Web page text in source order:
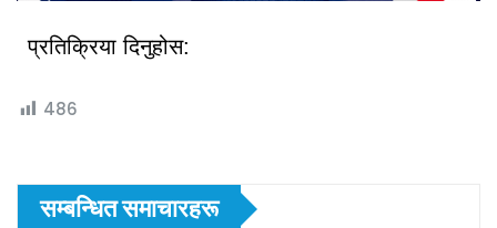
प्रतिक्रिया दिनुहोस:
486
सम्बन्धित समाचारहरू